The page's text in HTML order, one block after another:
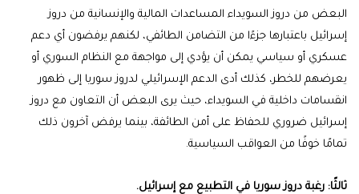
البعض من دروز السويداء المساعدات المالية والإنسانية من دروز
إسرائيل باعتبارها جزءًا من التضامن الطائفي، لكنهم يرفضون أي دعم
عسكري أو سياسي يمكن أن يؤدي إلى مواجهة مع النظام السوري أو
يعرضهم للخطر، كذلك أدى الدعم الإسرائيلي لدروز سوريا إلى ظهور
انقسامات داخلية في السويداء، حيث يرى البعض أن التعاون مع دروز
إسرائيل ضروري للحفاظ على أمن الطائفة، بينما يرفض آخرون ذلك
تمامًا خوفًا من العواقب السياسية.
ثالثًا: رغبة دروز سوريا في التطبيع مع إسرائيل.